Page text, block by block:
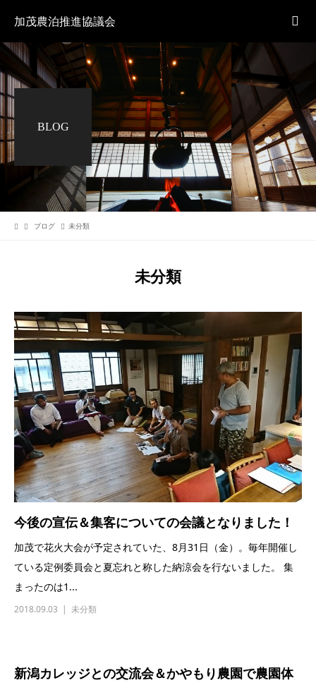
加茂農泊推進協議会
BLOG
ブログ 未分類
未分類
今後の宣伝＆集客についての会議となりました！
加茂で花火大会が予定されていた、8月31日（金）。毎年開催し
ている定例委員会と夏忘れと称した納涼会を行ないました。 集
まったのは1...
2018.09.03 未分類
新潟カレッジとの交流会＆かやもり農園で農園体